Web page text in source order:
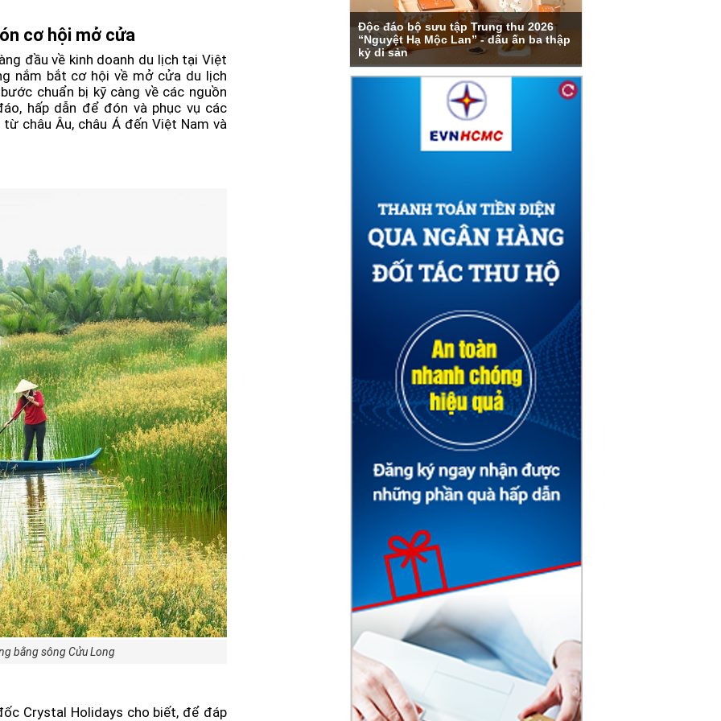
cơ hội mở cửa
đầu về kinh doanh du lịch tại Việt
nắm bắt cơ hội về mở cửa du lịch
chuẩn bị kỹ càng về các nguồn
hấp dẫn để đón và phục vụ các
châu Âu, châu Á đến Việt Nam và
bằng sông Cửu Long
Crystal Holidays cho biết, để đáp
Độc đáo bộ sưu tập Trung thu 2026
“Nguyệt Hạ Mộc Lan” - dấu ấn ba thập
kỷ di sản